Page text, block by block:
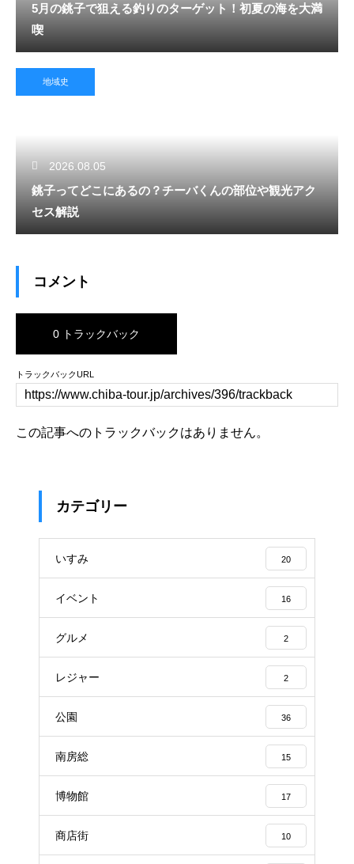
5月の銚子で狙える釣りのターゲット！初夏の海を大満
喫
地域史
2026.08.05
銚子ってどこにあるの？チーバくんの部位や観光アク
セス解説
コメント
0 トラックバック
トラックバックURL
この記事へのトラックバックはありません。
カテゴリー
いすみ 20
イベント 16
グルメ 2
レジャー 2
公園 36
南房総 15
博物館 17
商店街 10